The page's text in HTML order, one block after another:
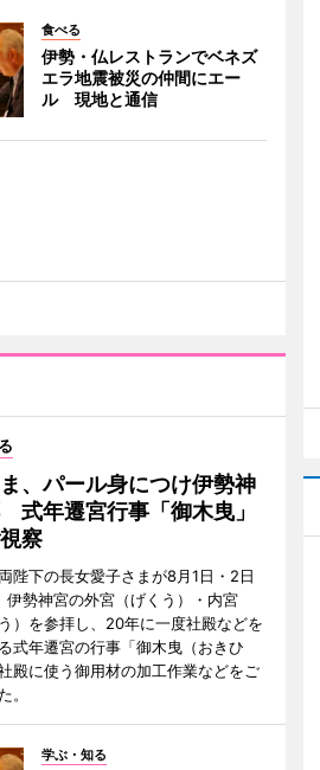
食べる
伊勢・仏レストランでベネズ
エラ地震被災の仲間にエー
ル 現地と通信
、パール身につけ伊勢神
式年遷宮行事「御木曳」
察
陛下の長女愛子さまが8月1日・2日
伊勢神宮の外宮（げくう）・内宮
う）を参拝し、20年に一度社殿などを
式年遷宮の行事「御木曳（おきひ
殿に使う御用材の加工作業などをご
。
学ぶ・知る